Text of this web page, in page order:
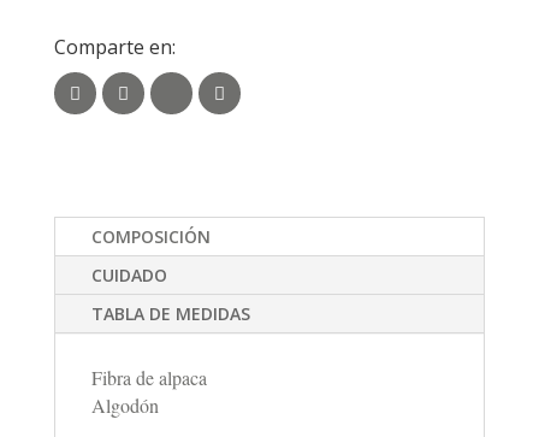
Comparte en:
COMPOSICIÓN
CUIDADO
TABLA DE MEDIDAS
Fibra de alpaca
Algodón